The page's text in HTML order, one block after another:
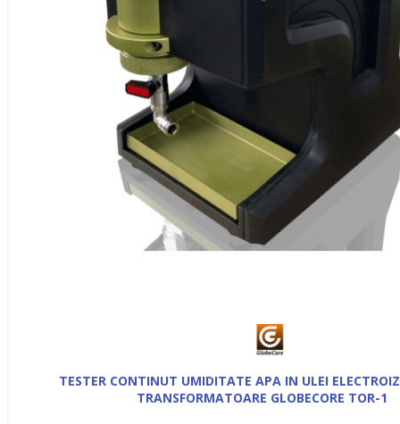
TESTER CONTINUT UMIDITATE APA IN ULEI
TRANSFORMATOARE GLOBECORE TOR-1